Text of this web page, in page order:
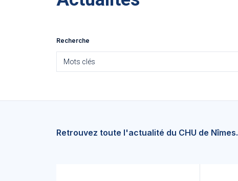
Recherche
Retrouvez toute l'actualité du CHU de Nîmes.